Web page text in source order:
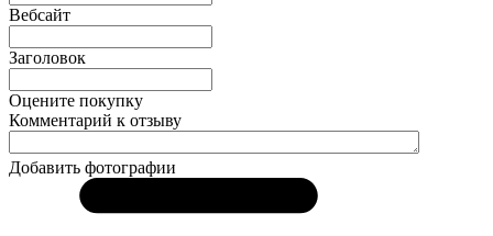
Вебсайт
Заголовок
Оцените покупку
Комментарий к отзыву
Добавить фотографии